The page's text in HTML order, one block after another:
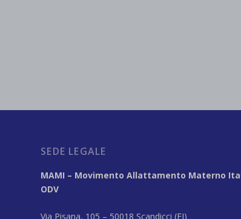
SEDE LEGALE
MAMI – Movimento Allattamento Materno
ODV
Via Pisana, 105 – 50018 Scandicci (FI)